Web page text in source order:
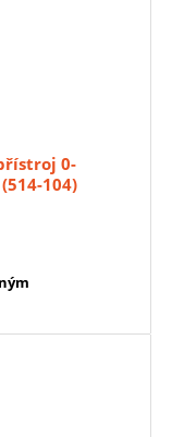
0-
104)